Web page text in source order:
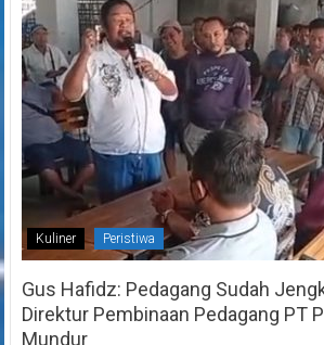
Kuliner Peristiwa
Gus Hafidz: Pedagang Sudah
Direktur Pembinaan Pedagang PT
Mundur